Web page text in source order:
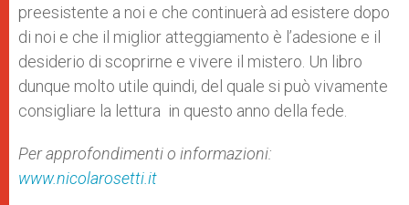
preesistente a noi e che continuerà ad esistere dopo
di noi e che il miglior atteggiamento è l’adesione e il
desiderio di scoprirne e vivere il mistero. Un libro
dunque molto utile quindi, del quale si può vivamente
consigliare la lettura in questo anno della fede.
Per approfondimenti o informazioni:
www.nicolarosetti.it